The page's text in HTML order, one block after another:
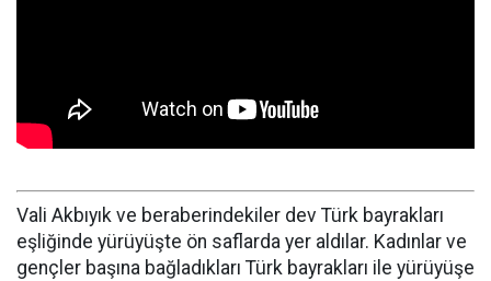
Vali Akbıyık ve beraberindekiler dev Türk bayrakları
eşliğinde yürüyüşte ön saflarda yer aldılar. Kadınlar ve
gençler başına bağladıkları Türk bayrakları ile yürüyüşe